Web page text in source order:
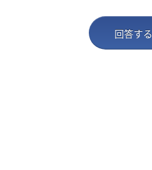
回答する